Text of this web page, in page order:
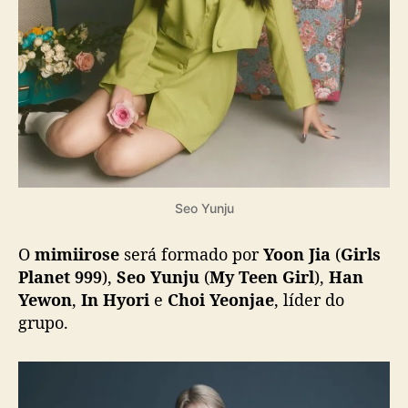
Seo Yunju
O mimiirose será formado porYoon Jia (Girls
Planet 999), Seo Yunju (My Teen Girl), Han
Yewon, In Hyori e Choi Yeonjae, líder do
grupo.